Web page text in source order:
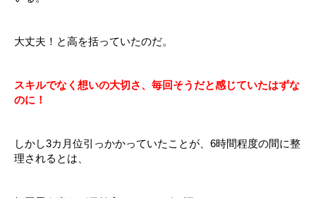
大丈夫！と高を括っていたのだ。
スキルでなく想いの大切さ、毎回そうだと感じていたはずな
のに！
しかし3カ月位引っかかっていたことが、6時間程度の間に整
理されるとは、